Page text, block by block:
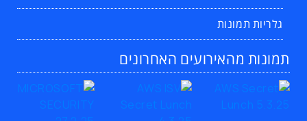
גלריות תמונות
תמונות מהאירועים האחרונים